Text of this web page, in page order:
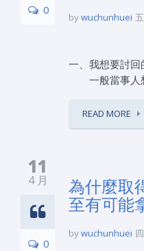
0
bywuchunhuei
一、我想要討回
一般當事人
READ MORE
11
4 月
0
為什麼取
至有可能
bywuchunhuei